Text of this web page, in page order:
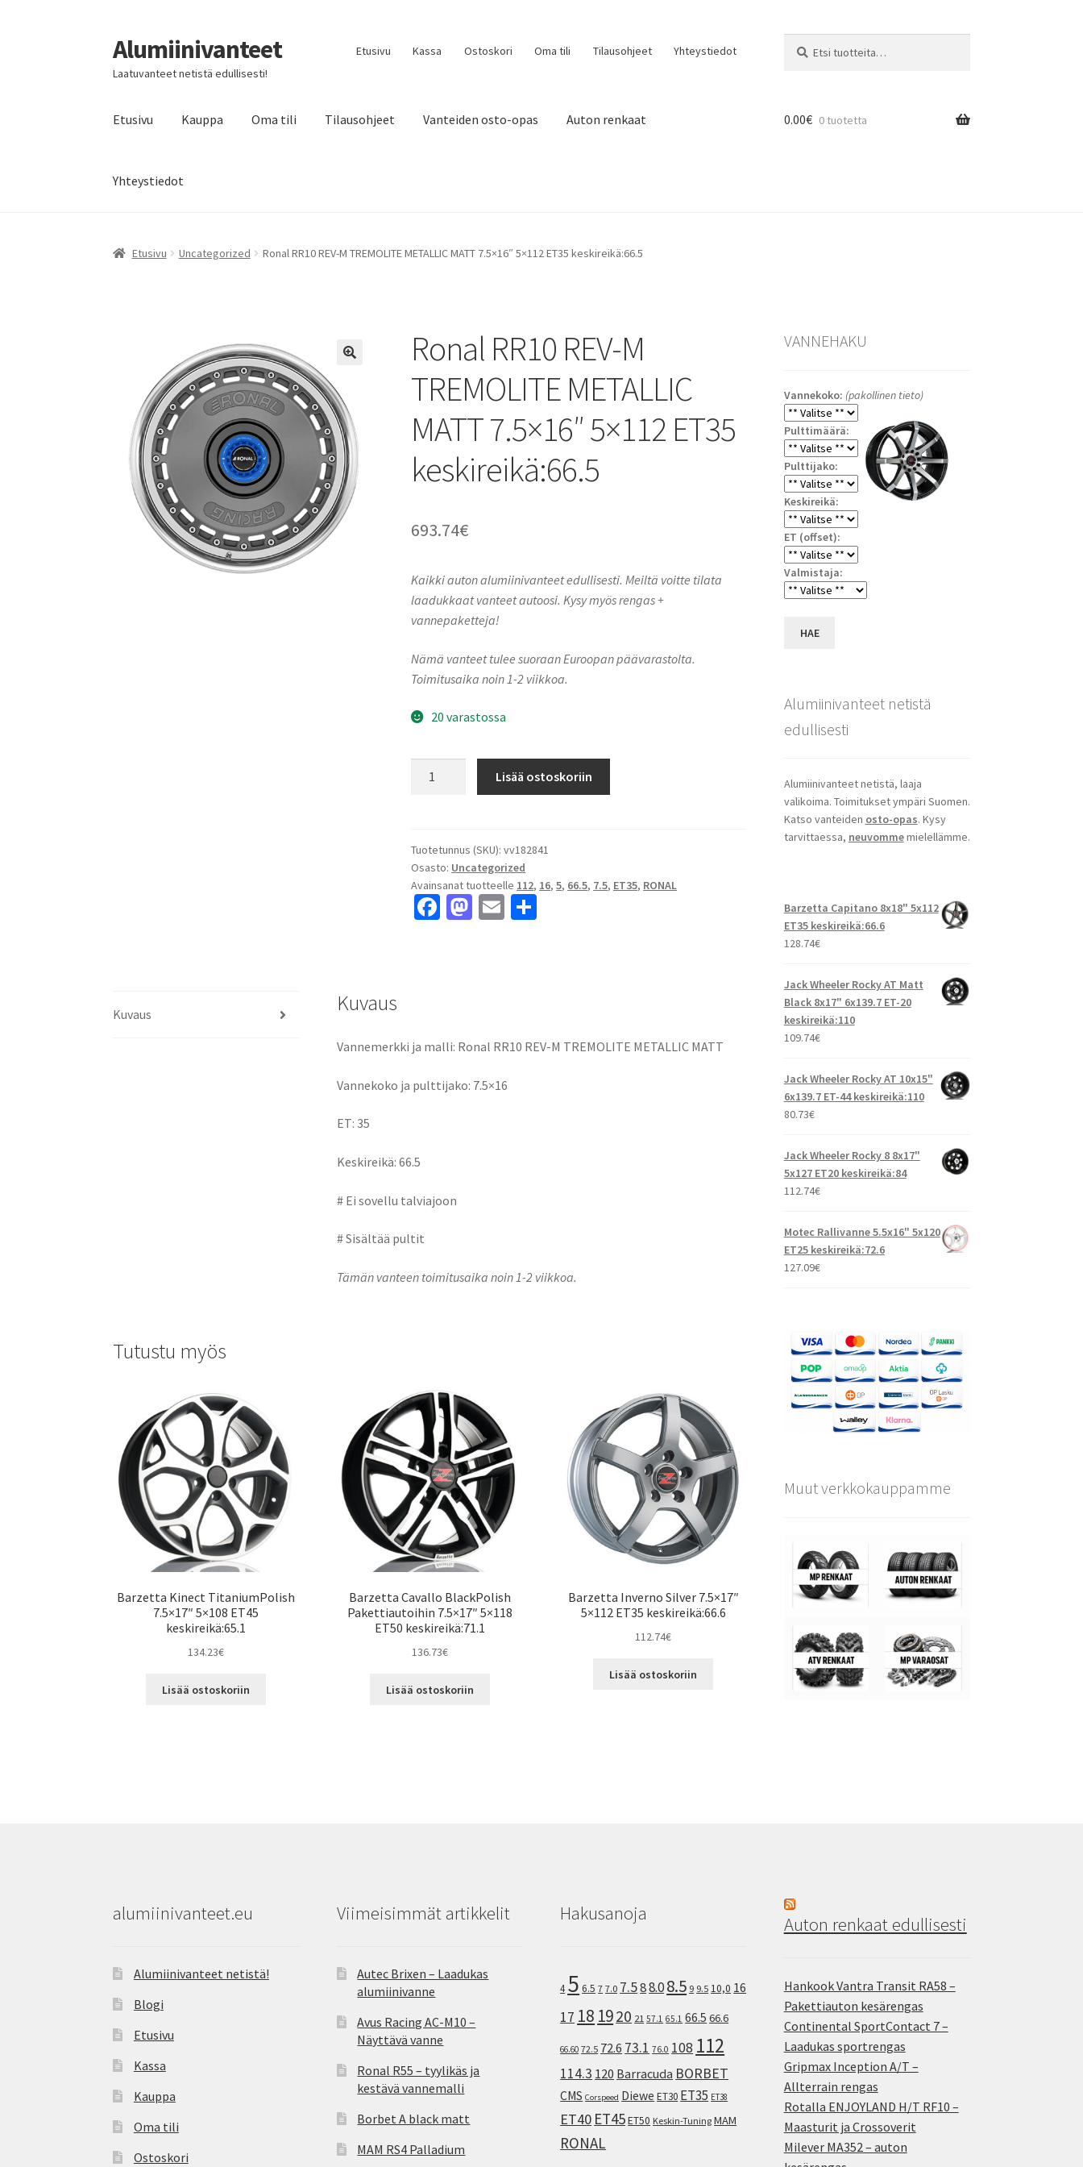
Siirry
navigointiin
Siirry
sisältöön
Alumiinivanteet
Laatuvanteet netistä edullisesti!
Etusivu Kassa Ostoskori Oma tili Tilausohjeet Yhteystiedot
Etusivu Kauppa Oma tili Tilausohjeet Vanteiden osto-opas Auton renkaat
Yhteystiedot
0.00€ 0 tuotetta
Etusivu Uncategorized Ronal RR10 REV-M TREMOLITE METALLIC MATT 7.5×16″ 5×112 ET35 keskireikä:66.5
Ronal RR10 REV-M
TREMOLITE METALLIC
MATT 7.5×16″ 5×112 ET35
keskireikä:66.5
693.74€
Kaikki auton alumiinivanteet edullisesti. Meiltä voitte tilata
laadukkaat vanteet autoosi. Kysy myös rengas +
vannepaketteja!
Nämä vanteet tulee suoraan Euroopan päävarastolta.
Toimitusaika noin 1-2 viikkoa.
20 varastossa
TREMOLITE
METALLIC
MATT
7.5x16"
Lisää ostoskoriin
Tuotetunnus (SKU):vv182841
Osasto: Uncategorized
Avainsanat tuotteelle 112, 16,5, 66.5, 7.5, ET35, RONAL
Fa
k
M E
Kuvaus Kuvaus
Vannemerkki ja malli: Ronal RR10 REV-M TREMOLITE METALLIC MATT
Vannekoko ja pulttijako: 7.5×16
ET: 35
Keskireikä: 66.5
# Ei sovellu talviajoon
# Sisältää pultit
Tämän vanteen toimitusaika noin 1-2 viikkoa.
Tutustu myös
Barzetta Kinect TitaniumPolish
7.5×17″ 5×108 ET45
keskireikä:65.1
134.23€
Lisää ostoskoriin
Barzetta Cavallo BlackPolish
Pakettiautoihin 7.5×17″ 5×118
ET50 keskireikä:71.1
136.73€
Lisää ostoskoriin
Barzetta Inverno Silver 7.5×17″
5×112 ET35 keskireikä:66.6
112.74€
Lisää ostoskoriin
VANNEHAKU
Vannekoko: (pakollinen tieto)
Pulttimäärä:
Pulttijako:
Keskireikä:
ET (offset):
Valmistaja:
HAE
Alumiinivanteet netistä
edullisesti
Alumiinivanteet netistä, laaja
valikoima. Toimitukset ympäri Suomen.
Katso vanteiden osto-opas. Kysy
tarvittaessa, neuvommemielellämme.
Barzetta Capitano 8x18" 5x112
ET35 keskireikä:66.6
128.74€
Jack Wheeler Rocky AT Matt
Black 8x17" 6x139.7 ET-20
keskireikä:110
109.74€
Jack Wheeler Rocky AT 10x15"
6x139.7 ET-44 keskireikä:110
80.73€
Jack Wheeler Rocky 8 8x17"
5x127 ET20 keskireikä:84
112.74€
Motec Rallivanne 5.5x16" 5x120
ET25 keskireikä:72.6
127.09€
Muut verkkokauppamme
alumiinivanteet.eu
Alumiinivanteet netistä!
Blogi
Etusivu
Kassa
Kauppa
Oma tili
Ostoskori
Viimeisimmät artikkelit
Autec Brixen – Laadukas
alumiinivanne
Avus Racing AC-M10 –
Näyttävä vanne
Ronal R55 – tyylikäs ja
kestävä vannemalli
Borbet A black matt
MAM RS4 Palladium
Hakusanoja
4 5 6.5 7 7.0 7.588.08.5 9 9.5 10,0 16
17 18 1920 21 57.1 65.1 66.5 66.6
66.60 72.5 72.6 73.1 76.0 108 112
114.3 120 Barracuda BORBET
CMS Corspeed Diewe ET30 ET35 ET38
ET40 ET45ET50 Keskin-Tuning MAM
RONAL
Auton renkaat edullisesti
Hankook Vantra Transit RA58 –
Pakettiauton kesärengas
Continental SportContact 7 –
Laadukas sportrengas
Gripmax Inception A/T –
Allterrain rengas
Rotalla ENJOYLAND H/T RF10 –
Maasturit ja Crossoverit
Milever MA352 – auton